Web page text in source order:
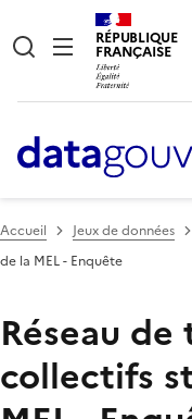
RÉPUBLIQUE
FRANÇAISE
Accueil Jeux de données
de la MEL - Enquête
Réseau
collectifs